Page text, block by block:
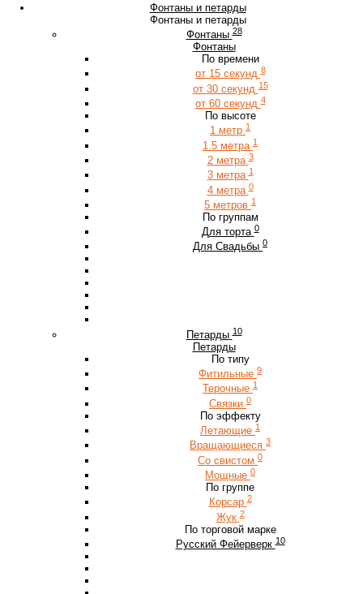
Фонтаны и петарды
Фонтаны и петарды
Фонтаны 28
Фонтаны
По времени
от 15 секунд 8
от 30 секунд 15
от 60 секунд 4
По высоте
1 метр 1
1.5 метра 1
2 метра 3
3 метра 1
4 метра 0
5 метров 1
По группам
Для торта 0
Для Свадьбы 0
Петарды 10
Петарды
По типу
Фитильные 9
Терочные 1
Связки 0
По эффекту
Летающие 1
Вращающиеся 3
Со свистом 0
Мощные 0
По группе
Корсар 2
Жук 2
По торговой марке
Русский Фейерверк 10